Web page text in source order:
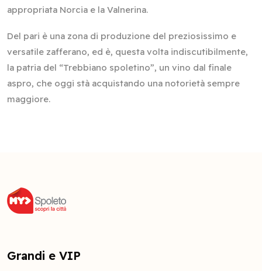
appropriata Norcia e la Valnerina.
Del pari è una zona di produzione del preziosissimo e
versatile zafferano, ed è, questa volta indiscutibilmente,
la patria del “Trebbiano spoletino”, un vino dal finale
aspro, che oggi stà acquistando una notorietà sempre
maggiore.
Grandi e VIP